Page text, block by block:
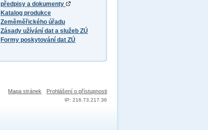
předpisy a dokumenty
Katalog produkce
Zeměměřického úřadu
Zásady užívání dat a služeb ZÚ
Formy poskytování dat ZÚ
Mapa stránek Prohlášení o přístupnosti
IP: 216.73.217.36